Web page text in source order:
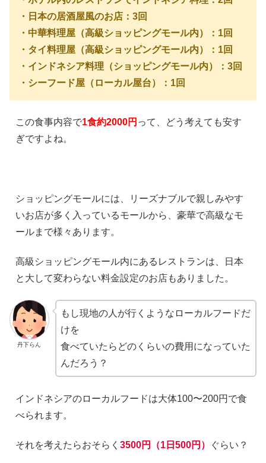
・日本の居酒屋風のお店：3回
・中華料理屋（高級ショッピングモール内）：1回
・タイ料理屋（高級ショッピングモール内）：1回
・インドネシア料理（ショッピングモール内）：3回
・シーフード屋（ローカル屋台）：1回
この食事内容で1食約2000円 って、どう考えても安す
ぎですよね。
ショッピングモールには、リーズナブルで親しみやす
いお店が多く入っているモールから、豪華で高級なモ
ールまで様々あります。
高級ショッピングモール内にあるレストランは、日本
と大して変わらない料金設定のお店もありました。
丹下らん
もし現地の人が行くようなローカルフードだ
けを
食べていたらどのくらいの費用になっていた
んだろう？
インドネシアのローカルフードは大体100〜200円で食
べられます。
それを考えたらおそらく 3500円（1日500円） ぐらい？